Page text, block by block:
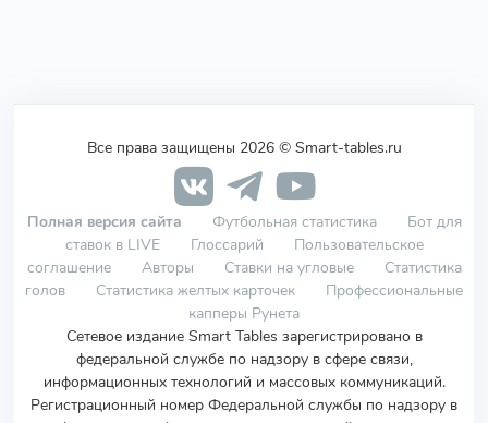
Все права защищены 2026 © Smart-tables.ru
Полная версия сайта Футбольная статистика
Бот для
ставок в LIVE
Глоссарий
Пользовательское
соглашение
Авторы Ставки на угловые
Статистика
голов
Статистика желтых карточек
Профессиональные
капперы Рунета
Сетевое издание Smart Tables зарегистрировано в
федеральной службе по надзору в сфере связи,
информационных технологий и массовых коммуникаций.
Регистрационный номер Федеральной службы по надзору в